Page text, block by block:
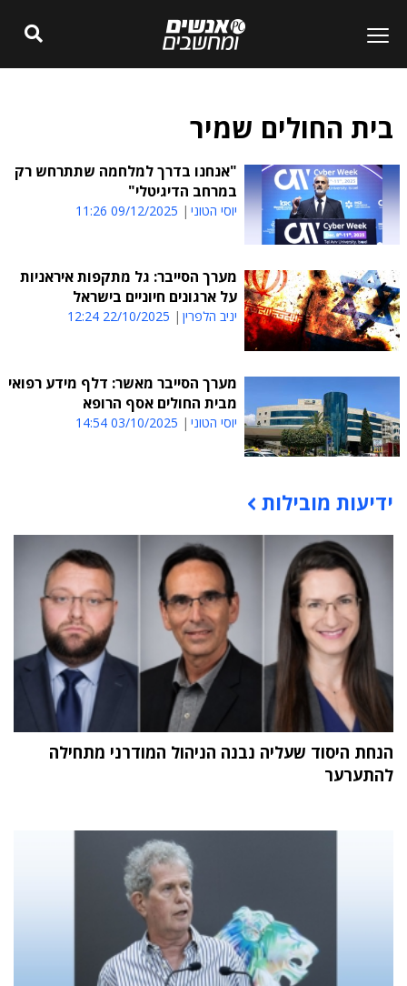
בית החולים שמיר
"אנחנו בדרך למלחמה שתתרחש רק
במרחב הדיגיטלי"
יוסי הטוני 09/12/2025 11:26
מערך הסייבר: גל מתקפות איראניות
על ארגונים חיוניים בישראל
יניב הלפרין 22/10/2025 12:24
מערך הסייבר מאשר: דלף מידע רפואי
מבית החולים אסף הרופא
יוסי הטוני 03/10/2025 14:54
תוכן פרסומי
ידיעות מובילות
הנחת היסוד שעליה נבנה הניהול המודרני מתחילה
להתערער